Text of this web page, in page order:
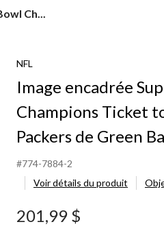
Ch...
NFL
Image encadrée
Champions Ticket
Packers de Green
#774-7884-2
Voir détails du produit
201,99 $